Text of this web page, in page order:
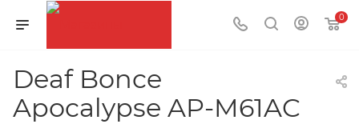
0
Deaf Bonce
Apocalypse AP-M61AC